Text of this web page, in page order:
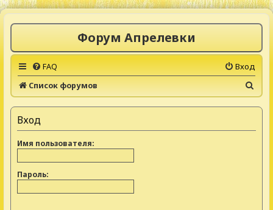
Форум Апрелевки
FAQ
Вход
Список форумов
о
с
Вход
Имя пользователя:
Пароль: